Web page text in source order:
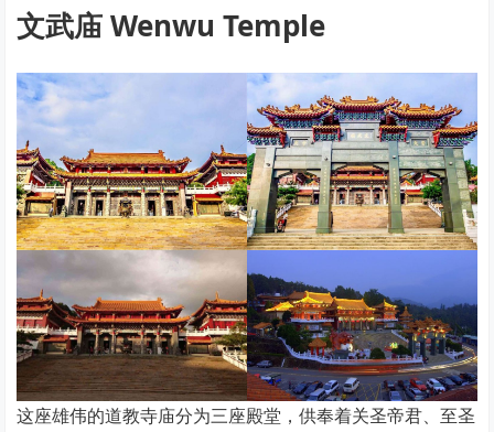
文武庙 Wenwu Temple
这座雄伟的道教寺庙分为三座殿堂，供奉着关圣帝君、至圣